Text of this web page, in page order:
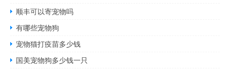
顺丰可以寄宠物吗
有哪些宠物狗
宠物猫打疫苗多少钱
国美宠物狗多少钱一只